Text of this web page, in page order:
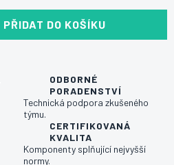
PŘIDAT DO KOŠÍKU
ODBORNÉ
PORADENSTVÍ
Technická podpora zkušeného
týmu.
CERTIFIKOVANÁ
KVALITA
Komponenty splňující nejvyšší
normy.